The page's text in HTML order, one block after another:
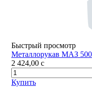
Быстрый просмотр
Металлорукав МАЗ 500
2 424,00 c
Купить